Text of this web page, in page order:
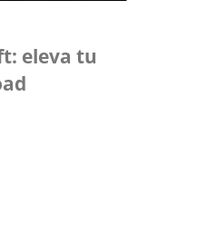
eleva tu